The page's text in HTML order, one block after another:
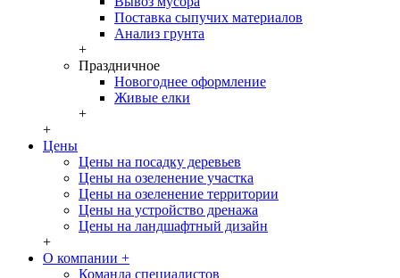
Поставка сыпучих материалов
Анализ грунта
+
Праздничное
Новогоднее оформление
Живые елки
+
+
Цены
Цены на посадку деревьев
Цены на озеленение участка
Цены на озеленение территории
Цены на устройство дренажа
Цены на ландшафтный дизайн
+
О компании +
Команда специалистов